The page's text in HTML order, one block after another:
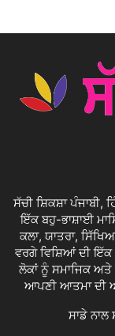
ਸੱਚੀ ਸ਼ਿਕਸ਼ਾ ਪੰਜਾਬੀ,
ਇੱਕ ਬਹੁ-ਭਾਸ਼ਾਈ
ਕਲਾ, ਯਾਤਰਾ,
ਵਰਗੇ ਵਿਸ਼ਿਆਂ ਦੀ ਇੱਕ
ਲੋਕਾਂ ਨੂੰ ਸਮਾਜਿਕ
ਆਪਣੀ ਆਤਮਾ ਦੀ
ਸਾਡੇ